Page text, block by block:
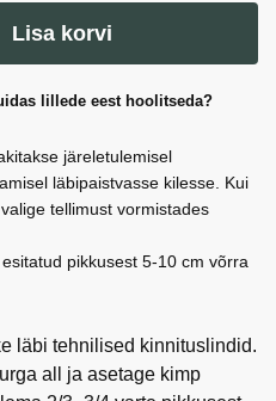
Lisa korvi
lillede eest hoolitseda?
järeletulemisel
läbipaistvasse kilesse. Kui
tellimust vormistades
pikkusest 5-10 cm võrra
läbi tehnilised kinnituslindid.
all ja asetage kimp